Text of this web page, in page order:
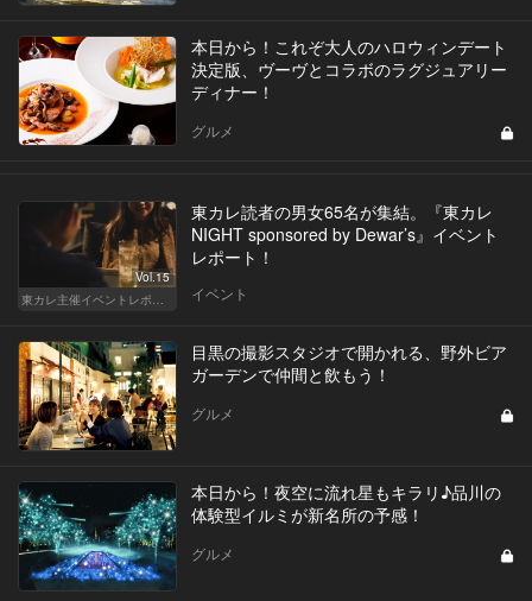
本日から！これぞ大人のハロウィンデート
決定版、ヴーヴとコラボのラグジュアリー
ディナー！
グルメ
Vol.15
東カレ主催イベントレポート
東カレ読者の男女65名が集結。『東カレ
NIGHT sponsored by Dewar’s』イベント
レポート！
イベント
目黒の撮影スタジオで開かれる、野外ビア
ガーデンで仲間と飲もう！
グルメ
本日から！夜空に流れ星もキラリ♪品川の
体験型イルミが新名所の予感！
グルメ